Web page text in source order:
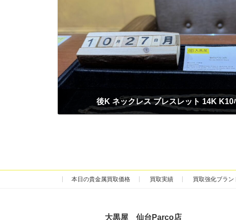
後K ネックレス ブレスレット 14K K10
本日の貴金属買取価格 買取実績 買取強化ブラン
大黒屋 仙台Parco店